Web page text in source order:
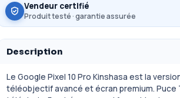
Vendeur certifié
Produit testé · garantie assurée
Description
Le Google Pixel 10 Pro Kinshasa est la
téléobjectif avancé et écran premium. Puce